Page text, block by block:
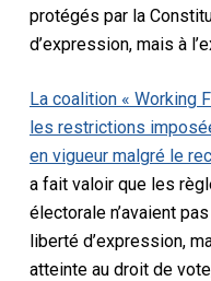
protégés par la
d’expression, mais à
La coalition « Working
les restrictions
en vigueur malgré le
a fait valoir que les
électorale n’avaient
liberté d’expression,
atteinte au droit de